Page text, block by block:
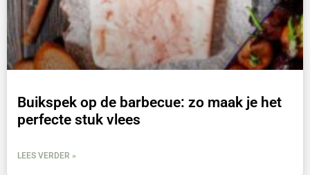
Buikspek op de barbecue: zo maak je het
perfecte stuk vlees
LEES VERDER »